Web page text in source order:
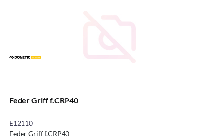
Feder Griff f.CRP40
E12110
Feder Griff f.CRP40